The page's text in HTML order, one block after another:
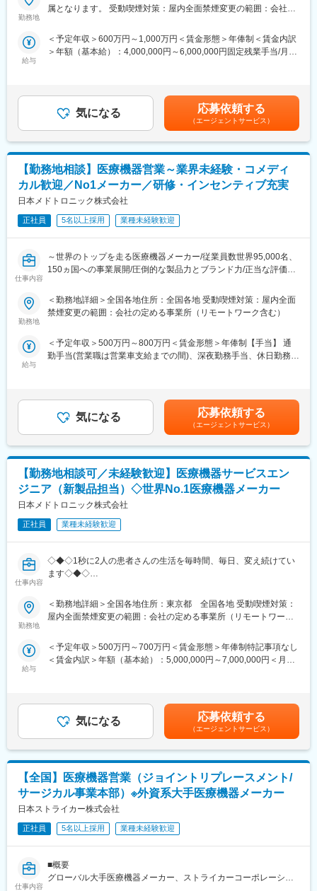
・手術立ち会い／技術サポート
■研修／フォロー体制：
入社後、早期立ち上がりが可能な研修・OJT制度を完備。座学研
磨かれます。
■選考ポジション：
これまでのご経験やご希望に合わせてご紹介いたします。
≪配属部門一例≫
・Cardiac Rhythm Management
・Cardiac Ablation Solutions
・Structural Heart
・SPINE
・Neuro Modulation 等
日】
★個人の裁量が大きく、年齢・性別関係・社歴関係なく活躍でき
る環境です！
■業務詳細
担当エリアの病院（主に医師）に対し、当社にて扱っている製品
を提案していただきます。医師のニーズを掘り下げた上で解決に
最適なソリューションを提案する、コンサルティングのような営
業スタイルになります。
＜具体的な業務内容＞
・担当する製品の提案、技術サポート（手術の立会いあり）
・最新の医療関連情報の提供、医療機関へのサポート（勉強・セ
ミナーの主催など）
・販売代理店へのサポート
※担当病院数は10～15施設ほどです。
※緊急の呼び出し等は発生いたしません。
■担当製品
サージェリー事業本部で展開している外科の製品群で「手術用縫
ップを揃えており、顧客のニーズに合わせた最適なソリューショ
ン提案が可能です。
入社後は会社、製品に関して知識を深めていただくため3か月の研
修を行っています。座学だけでなく、実際に担当する製品の操作
を頂くなど基礎的な知識を身につけてからの現場配属になりま
す。現場配属後も上長や先輩社員との営業動向や勉強会、年次や
階層別の研修プログラムを用意しているため、継続的に知識習得
をする環境が整っております。
※初期研修期間中は会社で手配するビジネスホテルに宿泊していた
だきます。
・マネージャー、本社部門など、長期的に多くのキャリアパスが
例）GROWプログラム：短期間にて他部署の業務体験が可能／社
内公募制度：職種、セクター間の異動を行える制度
変更の範囲：会社の定める業務
勤務地
属となります。 受動喫煙対策：屋内全面禁煙変更の範囲：会社の
給与
＜予定年収＞600万円～1,000万円＜賃金形態＞年俸制＜賃金内訳
＞年額（基本給）：4,000,000円～6,000,000円固定残業手当/月：
補足＞※ご経験やスキルを考慮し決定いたします。※上記はインセ
ンティブを含む金額です。賃金はあくまでも目安の金額であり、
選考を通じて上下する可能性があります。月給(月額)は固定手当を
含めた表記です。
気になる 応募依頼する
（エージェントサービス）
【勤務地相談】医療機器営業～業界未経験・コメディ
カル歓迎／No1メーカー／研修・インセンティブ充実
日本メドトロニック株式会社
正社員 5名以上採用 業種未経験歓迎
仕事内容
～世界のトップを走る医療機器メーカー/従業員数世界95,000名、
150ヵ国への事業展開/圧倒的な製品力とブランド力/正当な評価体
いう社会貢献度～
て最前線で業界をリードしています。
当社は1949年の設立以来、医療技術の革新を続け、電池式体外型
品を扱い、社会貢献性の高い仕事に携わりたい方におすすめで
す。
■評価制度：
社員の努力と成果を正当に評価するインセンティブ制度が充実し
ています。
100%達成の場合は3桁の支給が見込めます。
■業務概要：
医療機器の営業職として、医師や販売代理店と連携し、最適な治
い、技術的なサポートも担当し、患者様の健康に貢献します。
・医師への新製品提案／レクチャー
・販売代理店との協力／教育
■研修／フォロー体制：
す。戦略的な営業活動を通じて、医師との折衝やデータ分析のス
キルも磨かれます。
変更の範囲：会社の定める業務
勤務地
＜勤務地詳細＞全国各地住所：全国各地 受動喫煙対策：屋内全面
禁煙変更の範囲：会社の定める事業所（リモートワーク含む）
給与
＜予定年収＞500万円～800万円＜賃金形態＞年俸制【手当】 通
勤手当(営業職は営業車支給までの間)、深夜勤務手当、休日勤務手
年目の場合固定年収 500万円 インセンティブ 380万円35歳、
入社8年目の場合固定年収 600万円 インセンティブ 400万円
賃金はあくまでも目安の金額であり、選考を通じて上下する可能
性があります。月給(月額)は固定手当を含めた表記です。
気になる 応募依頼する
（エージェントサービス）
【勤務地相談可／未経験歓迎】医療機器サービスエン
ジニア（新製品担当）◇世界No.1医療機器メーカー
日本メドトロニック株式会社
正社員 業種未経験歓迎
仕事内容
◇◆◇1秒に2人の患者さんの生活を毎時間、毎日、変え続けてい
ます◇◆◇
150ヵ国への事業展開/圧倒的な製品力とブランド力/子育てサポー
ト「くるみんマーク」取得/正当な評価体制～
Cardiac Ablation Solutions（CAS：循環器領域）事業にて新製品
の導入を行っており、保守・メンテナンス等を担うService &
新しい医療機器の導入とそのサポート業務を担当するポジション
です。病院や医療施設で新しい医療機器を導入し、スムーズに運
用されるようにサポートして頂きます。顧客とのコミュニケーシ
ョンや技術的なサポートを通じて、医療現場での問題解決に寄与
する重要な役割を担います。
■業務詳細
・新製品導入プロセス構築: 新しい医療機器を導入するための計
画、実行
・保守点検／故障修復: 機器が安定して動作するように定期的な点
・顧客対応: 顧客からの問い合わせや要望に対応
・データ分析: 機器の使用データを分析し、運用の改善提案
勤務地
＜勤務地詳細＞全国各地住所：東京都 全国各地 受動喫煙対策：
屋内全面禁煙変更の範囲：会社の定める事業所（リモートワーク
給与
＜予定年収＞500万円～700万円＜賃金形態＞年俸制特記事項なし
＜賃金内訳＞年額（基本給）：5,000,000円～7,000,000円＜月額
は固定手当を含めた表記です。
気になる 応募依頼する
（エージェントサービス）
【全国】医療機器営業（ジョイントリプレースメント/
サージカル事業本部）※外資系大手医療機器メーカー
日本ストライカー株式会社
正社員 5名以上採用 業種未経験歓迎
仕事内容
■概要
グローバル大手医療機器メーカー、ストライカーコーポレーショ